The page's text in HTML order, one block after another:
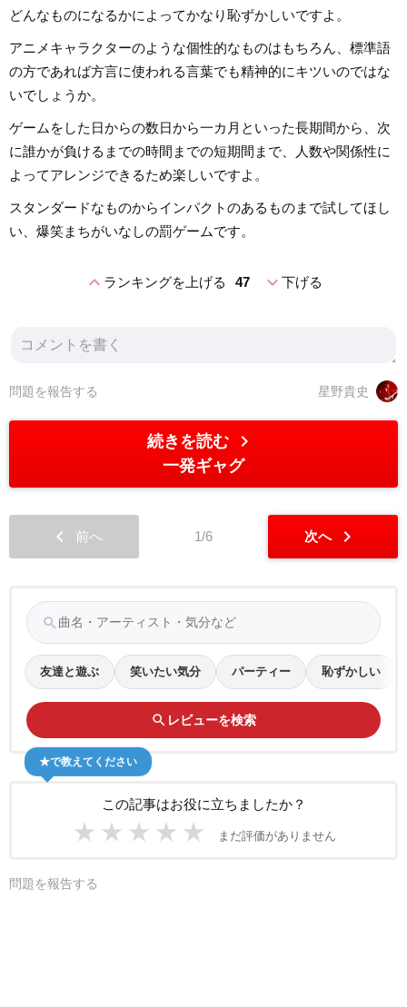
どんなものになるかによってかなり恥ずかしいですよ。
アニメキャラクターのような個性的なものはもちろん、標準語
の方であれば方言に使われる言葉でも精神的にキツいのではな
いでしょうか。
ゲームをした日からの数日から一カ月といった長期間から、次
に誰かが負けるまでの時間までの短期間まで、人数や関係性に
よってアレンジできるため楽しいですよ。
スタンダードなものからインパクトのあるものまで試してほし
い、爆笑まちがいなしの罰ゲームです。
expand_lessランキングを上げる 47 expand_more下げる
星野貴史
問題を報告する
続きを読む chevron_right
一発ギャグ
chevron_left 前へ 1/6 次へ chevron_right
search
友達と遊ぶ 笑いたい気分 パーティー 恥ずかしい
search レビューを検索
この記事はお役に立ちましたか？
★ ★ ★ ★ ★ まだ評価がありません
★で教えてください
問題を報告する